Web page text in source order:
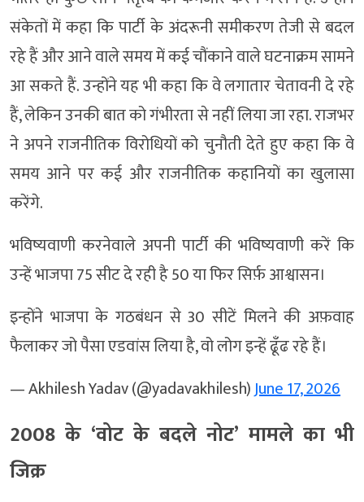
संकेतों में कहा कि पार्टी के अंदरूनी समीकरण तेजी से बदल
रहे हैं और आने वाले समय में कई चौंकाने वाले घटनाक्रम सामने
आ सकते हैं. उन्होंने यह भी कहा कि वे लगातार चेतावनी दे रहे
हैं, लेकिन उनकी बात को गंभीरता से नहीं लिया जा रहा. राजभर
ने अपने राजनीतिक विरोधियों को चुनौती देते हुए कहा कि वे
समय आने पर कई और राजनीतिक कहानियों का खुलासा
करेंगे.
भविष्यवाणी करनेवाले अपनी पार्टी की भविष्यवाणी करें कि
उन्हें भाजपा 75 सीट दे रही है 50 या फिर सिर्फ़ आश्वासन।
इन्होंने भाजपा के गठबंधन से 30 सीटें मिलने की अफ़वाह
फैलाकर जो पैसा एडवांस लिया है, वो लोग इन्हें ढूँढ रहे हैं।
— Akhilesh Yadav (@yadavakhilesh)June 17, 2026
2008 के ‘वोट के बदले नोट’ मामले का भी
जिक्र